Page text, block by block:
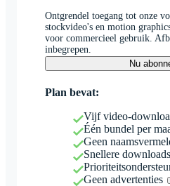
Ontgrendel toegang tot onze
stockvideo's en motion
voor commercieel gebruik.
inbegrepen.
Nu
Plan bevat:
Vijf video-
Één bundel per
Geen
Snellere downloads
Geen advertenties